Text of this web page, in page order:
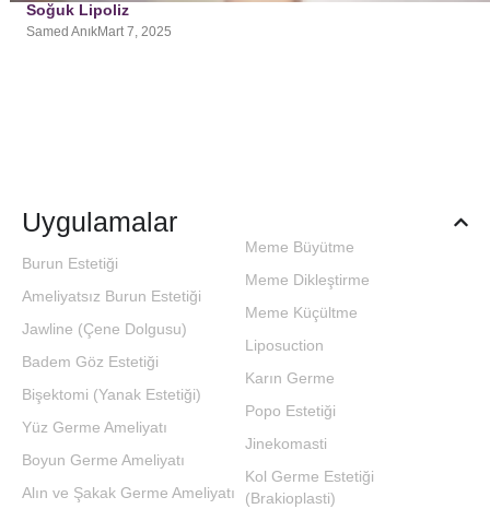
Soğuk Lipoliz
Samed AnıkMart 7, 2025
Uygulamalar
Burun Estetiği
Ameliyatsız Burun Estetiği
Jawline (Çene Dolgusu)
Badem Göz Estetiği
Bişektomi (Yanak Estetiği)
Yüz Germe Ameliyatı
Boyun Germe Ameliyatı
Alın ve Şakak Germe Ameliyatı
Meme Büyütme
Meme Dikleştirme
Meme Küçültme
Liposuction
Karın Germe
Popo Estetiği
Jinekomasti
Kol Germe Estetiği
(Brakioplasti)